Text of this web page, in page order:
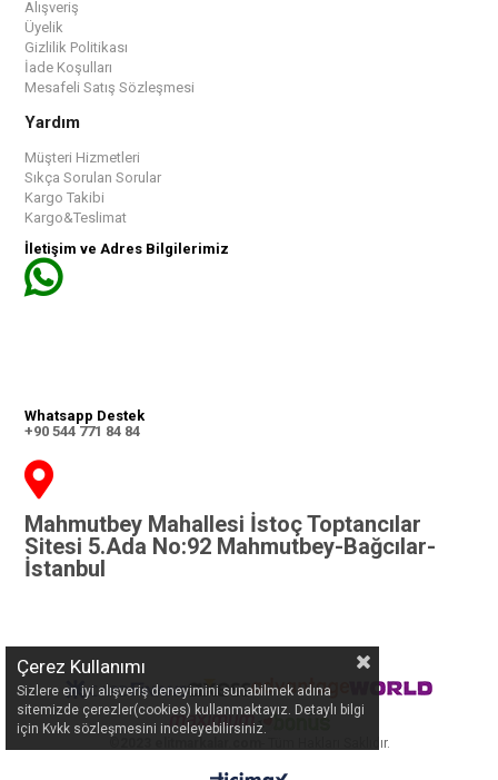
Alışveriş
Üyelik
Gizlilik Politikası
İade Koşulları
Mesafeli Satış Sözleşmesi
Yardım
Müşteri Hizmetleri
Sıkça Sorulan Sorular
Kargo Takibi
Kargo&Teslimat
İletişim ve Adres Bilgilerimiz
Whatsapp Destek
+90 544 771 84 84
Mahmutbey Mahallesi İstoç Toptancılar
Sitesi 5.Ada No:92 Mahmutbey-Bağcılar-
İstanbul
- Tüm Hakları Saklıdır.
Çerez Kullanımı
Sizlere en iyi alışveriş deneyimini sunabilmek adına
sitemizde çerezler(cookies) kullanmaktayız. Detaylı bilgi
için Kvkk sözleşmesini inceleyebilirsiniz.